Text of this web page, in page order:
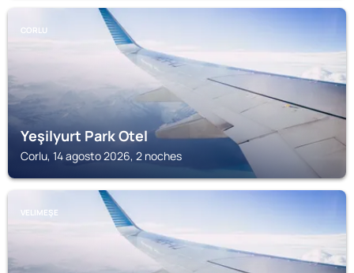
CORLU
Yeşilyurt Park Otel
Corlu, 14 agosto 2026, 2 noches
VELIMEŞE